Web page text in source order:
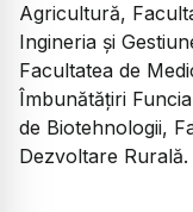
Agricultură,
Ingineria și
Facultatea de
Îmbunătățiri
de Biotehnologii,
Dezvoltare